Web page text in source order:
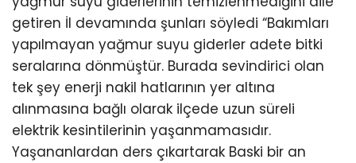
getiren İl devamında şunları söyledi “Bakımları
yapılmayan yağmur suyu giderler adete bitki
seralarına dönmüştür. Burada sevindirici olan
tek şey enerji nakil hatlarının yer altına
alınmasına bağlı olarak ilçede uzun süreli
elektrik kesintilerinin yaşanmamasıdır.
Yaşananlardan ders çıkartarak Baski bir an